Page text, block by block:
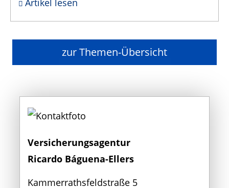
zur Themen-Übersicht
Versicherungsagentur
Ricardo Báguena-Ellers
Kammerrathsfeldstraße 5